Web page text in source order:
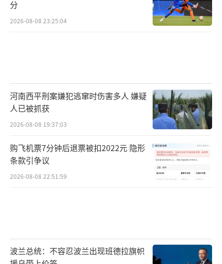
分
2026-08-08 23:25:04
河南西平刑案嫌犯逃窜时伤害多人 嫌疑
人已被抓获
2026-08-08 19:37:03
购飞机票7分钟后退票被扣2022元 隐形
条款引争议
2026-08-08 22:51:59
波兰总统：不容忍波兰出现班德拉旗帜